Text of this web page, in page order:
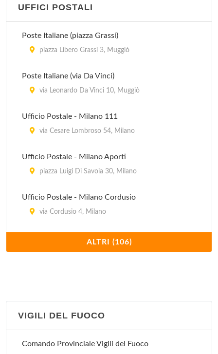
piazza Giuseppe Garibaldi 10, Melzo
UFFICI POSTALI
Poste Italiane (piazza Grassi)
piazza Libero Grassi 3, Muggiò
Poste Italiane (via Da Vinci)
via Leonardo Da Vinci 10, Muggiò
Ufficio Postale - Milano 111
via Cesare Lombroso 54, Milano
Ufficio Postale - Milano Aporti
piazza Luigi Di Savoia 30, Milano
Ufficio Postale - Milano Cordusio
via Cordusio 4, Milano
Ufficio Postale - Milano Galleria Stazione
piazza Duca D'Aosta , Milano
Ufficio Postale - Milano Stazione Centrale Galleria
di Testa
via Giovanni Battista Sammartini , Milano
ALTRI (106)
VIGILI DEL FUOCO
Comando Provinciale Vigili del Fuoco